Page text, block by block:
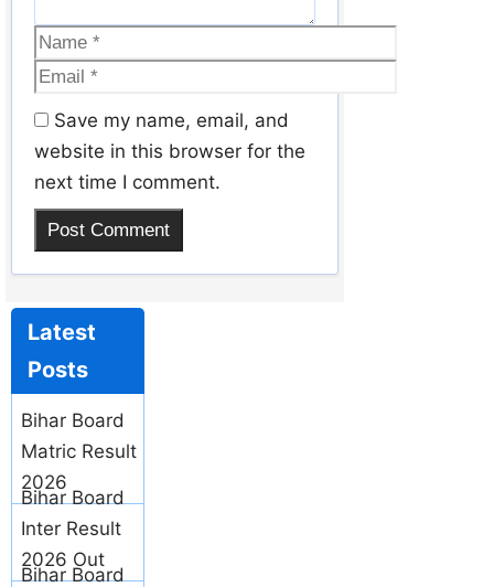
Save my name, email, and
website in this browser for the
next time I comment.
Latest
Posts
Bihar Board
Matric Result
2026
Bihar Board
Inter Result
2026 Out
Bihar Board